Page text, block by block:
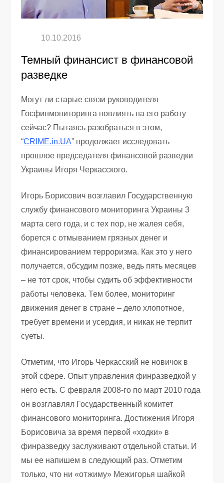
Темный финансист в финансовой
разведке
Могут ли старые связи руководителя
Госфинмониторинга повлиять на его работу
сейчас? Пытаясь разобраться в этом,
“CRIME.in.UA” продолжает исследовать
прошлое председателя финансовой разведки
Украины Игоря Черкасского.
Игорь Борисович возглавил Государственную
службу финансового мониторинга Украины 3
марта сего года, и с тех пор, не жалея себя,
борется с отмыванием грязных денег и
финансированием терроризма. Как это у него
получается, обсудим позже, ведь пять месяцев
– не тот срок, чтобы судить об эффективности
работы человека. Тем более, мониторинг
движения денег в стране – дело хлопотное,
требует времени и усердия, и никак не терпит
суеты.
Отметим, что Игорь Черкасский не новичок в
этой сфере. Опыт управления финразведкой у
него есть. С февраля 2008-го по март 2010 года
он возглавлял Государственный комитет
финансового мониторинга. Достижения Игоря
Борисовича за время первой «ходки» в
финразведку заслуживают отдельной статьи. И
мы ее напишем в следующий раз. Отметим
только, что ни «отжиму» Межигорья шайкой